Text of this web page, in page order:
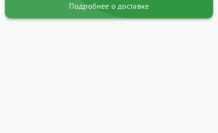
Подробнее о доставке